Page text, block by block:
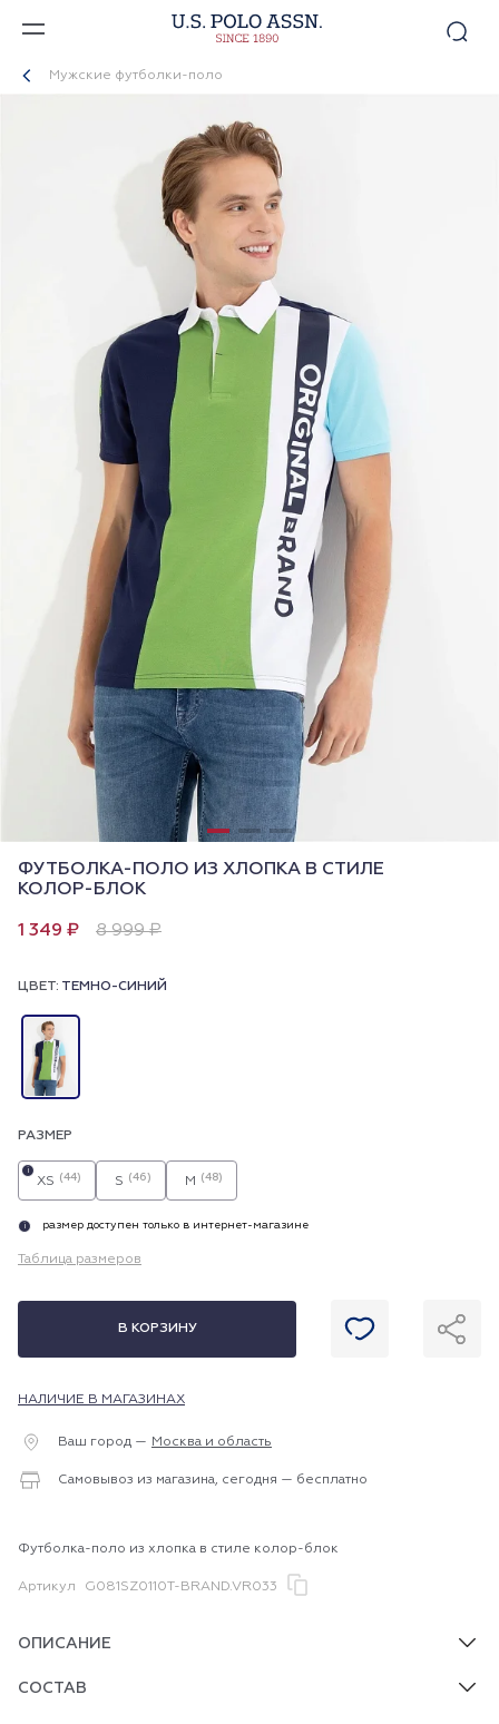
Мужские футболки-поло
ФУТБОЛКА-ПОЛО ИЗ ХЛОПКА В СТИЛЕ
КОЛОР-БЛОК
1 349 ₽ 8 999 ₽
ЦВЕТ: ТЕМНО-СИНИЙ
РАЗМЕР
XS (44)
i
S (46) M (48)
i размер доступен только в интернет-магазине
Таблица размеров
В КОРЗИНУ
НАЛИЧИЕ В МАГАЗИНАХ
Ваш город — Москва и область
Самовывоз из магазина, сегодня — бесплатно
Футболка-поло из хлопка в стиле колор-блок
Артикул G081SZ0110T-BRAND.VR033
ОПИСАНИЕ
СОСТАВ